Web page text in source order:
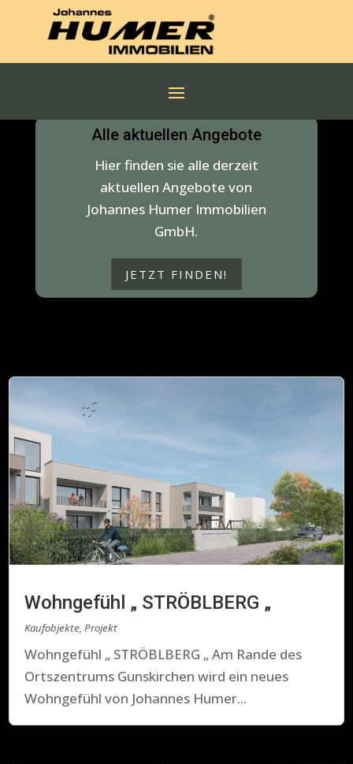
Alle aktuellen Angebote
Hier finden sie alle derzeit
aktuellen Angebote von
Johannes Humer Immobilien
GmbH.
JETZT FINDEN!
Wohngefühl „ STRÖBLBERG „
Kaufobjekte,Projekt
Wohngefühl „ STRÖBLBERG „ Am Rande des
Ortszentrums Gunskirchen wird ein neues
Wohngefühl von Johannes Humer...